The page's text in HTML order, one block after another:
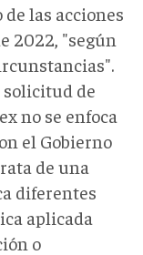
las acciones
2022, "según
solicitud de
no se enfoca
el Gobierno
de una
diferentes
aplicada
o